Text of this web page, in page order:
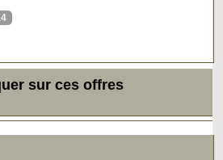
sur ces offres